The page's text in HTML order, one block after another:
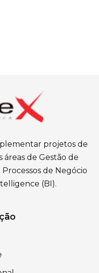
projetos de
áreas de Gestão de
de Negócio
(BI).